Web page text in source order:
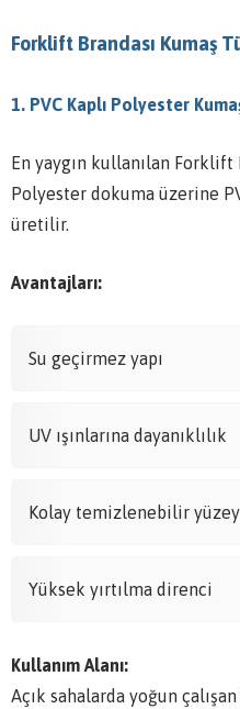
Forklift Brandası Kumaş
1. PVC Kaplı Polyester
En yaygın kullanılan Forklift
Polyester dokuma üzerine
üretilir.
Avantajları:
Su geçirmez yapı
UV ışınlarına dayanıklılık
Kolay temizlenebilir yüzey
Yüksek yırtılma direnci
Kullanım Alanı:
Açık sahalarda yoğun